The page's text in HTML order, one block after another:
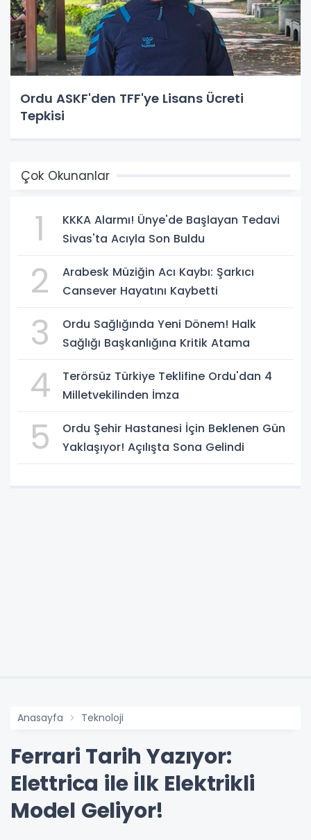
Ordu ASKF'den TFF'ye Lisans Ücreti
Tepkisi
Çok Okunanlar
1
KKKA Alarmı! Ünye'de Başlayan Tedavi
Sivas'ta Acıyla Son Buldu
2
Arabesk Müziğin Acı Kaybı: Şarkıcı
Cansever Hayatını Kaybetti
3
Ordu Sağlığında Yeni Dönem! Halk
Sağlığı Başkanlığına Kritik Atama
4
Terörsüz Türkiye Teklifine Ordu'dan 4
Milletvekilinden İmza
5
Ordu Şehir Hastanesi İçin Beklenen Gün
Yaklaşıyor! Açılışta Sona Gelindi
Anasayfa Teknoloji
Ferrari Tarih Yazıyor:
Elettrica ile İlk Elektrikli
Model Geliyor!